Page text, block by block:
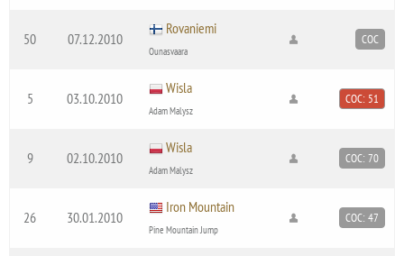
50 07.12.2010
Rovaniemi
Ounasvaara
COC
5 03.10.2010
Wisla
Adam Malysz
COC: 51
9 02.10.2010
Wisla
Adam Malysz
COC: 70
26 30.01.2010
Iron Mountain
Pine Mountain Jump
COC: 47